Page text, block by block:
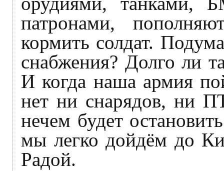
патронами,
кормить солдат.
снабжения? Долго ли
И когда наша армия
нет ни снарядов, ни
нечем будет
мы легко дойдём до
Радой.